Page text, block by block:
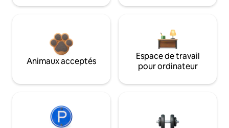
Animaux acceptés
Espace de travail
pour ordinateur